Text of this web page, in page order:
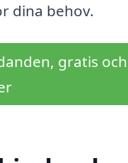
dina behov.
gratis